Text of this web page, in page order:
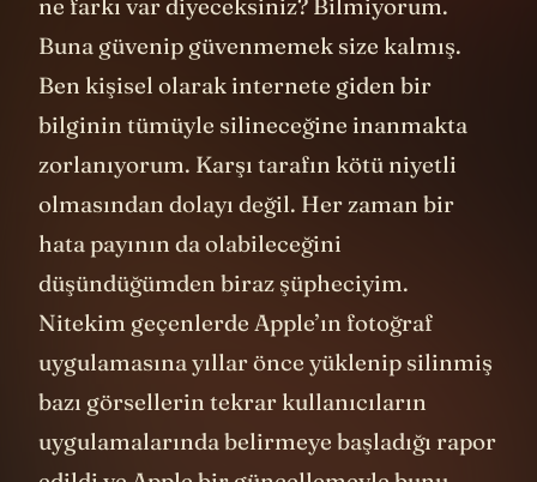
ne farkı var diyeceksiniz? Bilmiyorum.
Buna güvenip güvenmemek size kalmış.
Ben kişisel olarak internete giden bir
bilginin tümüyle silineceğine inanmakta
zorlanıyorum. Karşı tarafın kötü niyetli
olmasından dolayı değil. Her zaman bir
hata payının da olabileceğini
düşündüğümden biraz şüpheciyim.
Nitekim geçenlerde Apple’ın fotoğraf
uygulamasına yıllar önce yüklenip silinmiş
bazı görsellerin tekrar kullanıcıların
uygulamalarında belirmeye başladığı rapor